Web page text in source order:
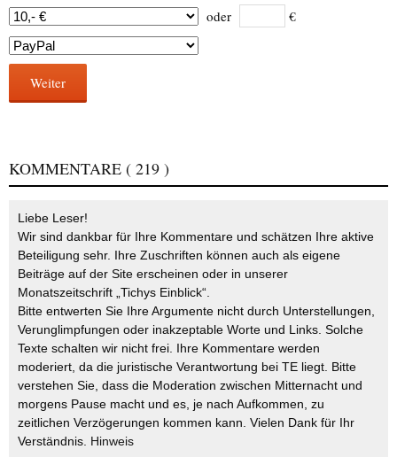
oder €
Weiter
KOMMENTARE ( 219 )
Liebe Leser!
Wir sind dankbar für Ihre Kommentare und schätzen Ihre aktive
Beteiligung sehr. Ihre Zuschriften können auch als eigene
Beiträge auf der Site erscheinen oder in unserer
Monatszeitschrift „Tichys Einblick“.
Bitte entwerten Sie Ihre Argumente nicht durch Unterstellungen,
Verunglimpfungen oder inakzeptable Worte und Links. Solche
Texte schalten wir nicht frei. Ihre Kommentare werden
moderiert, da die juristische Verantwortung bei TE liegt. Bitte
verstehen Sie, dass die Moderation zwischen Mitternacht und
morgens Pause macht und es, je nach Aufkommen, zu
zeitlichen Verzögerungen kommen kann. Vielen Dank für Ihr
Verständnis. Hinweis